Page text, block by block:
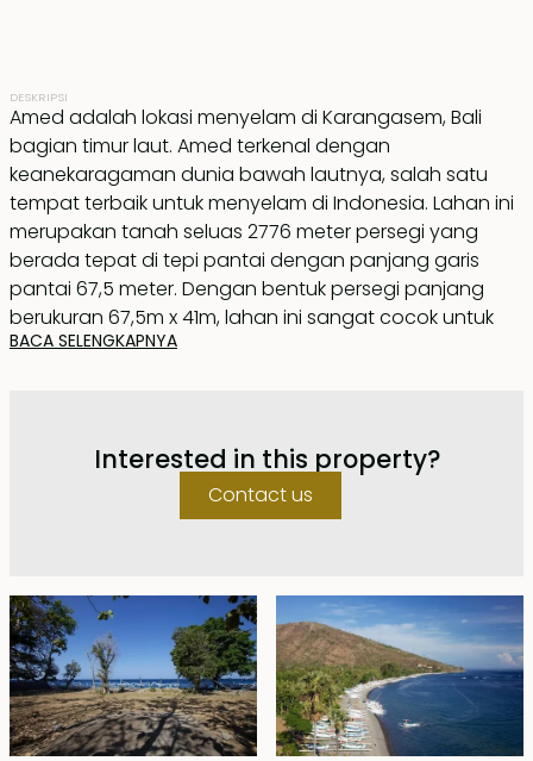
DESKRIPSI
Amed adalah lokasi menyelam di Karangasem, Bali
bagian timur laut. Amed terkenal dengan
keanekaragaman dunia bawah lautnya, salah satu
tempat terbaik untuk menyelam di Indonesia. Lahan ini
merupakan tanah seluas 2776 meter persegi yang
berada tepat di tepi pantai dengan panjang garis
pantai 67,5 meter. Dengan bentuk persegi panjang
berukuran 67,5m x 41m, lahan ini sangat cocok untuk
membangun vila sewaan, wisma, atau sebagai
semilir angin laut dan ambil kesempatan ini untuk
BACA SELENGKAPNYA
Interested in this property?
Contact us